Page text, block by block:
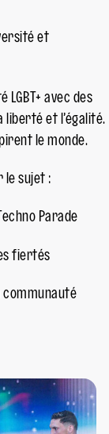
et
avec des
liberté et l’égalité.
le monde.
le sujet :
Parade
fiertés
communauté